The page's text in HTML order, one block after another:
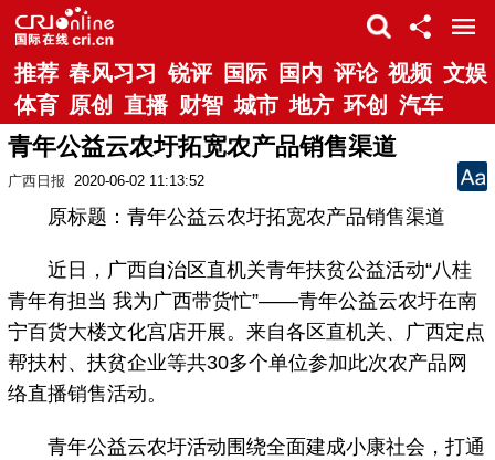
推荐 春风习习 锐评 国际 国内 评论 视频 文娱
体育 原创 直播 财智 城市 地方 环创 汽车
青年公益云农圩拓宽农产品销售渠道
广西日报 2020-06-02 11:13:52
原标题：青年公益云农圩拓宽农产品销售渠道
近日，广西自治区直机关青年扶贫公益活动“八桂
青年有担当 我为广西带货忙”——青年公益云农圩在南
宁百货大楼文化宫店开展。来自各区直机关、广西定点
帮扶村、扶贫企业等共30多个单位参加此次农产品网
络直播销售活动。
青年公益云农圩活动围绕全面建成小康社会，打通